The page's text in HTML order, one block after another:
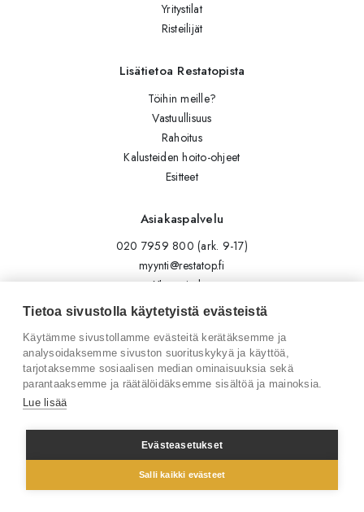
Yritystilat
Risteilijät
Lisätietoa Restatopista
Töihin meille?
Vastuullisuus
Rahoitus
Kalusteiden hoito-ohjeet
Esitteet
Asiakaspalvelu
020 7959 800 (ark. 9-17)
myynti@restatop.fi
Yhteystiedot
Lähetä viesti
Seuraa meitä
Tilaa uutiskirje
Facebook
© 2026 Restatop Oy
Tietoa sivustolla käytetyistä evästeistä
Käytämme sivustollamme evästeitä kerätäksemme ja
analysoidaksemme sivuston suorituskykyä ja käyttöä,
tarjotaksemme sosiaalisen median ominaisuuksia sekä
parantaaksemme ja räätälöidäksemme sisältöä ja mainoksia.
Lue lisää
Evästeasetukset
Salli kaikki evästeet